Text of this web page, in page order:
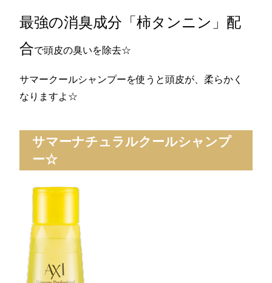
最強の消臭成分「柿タンニン」配
合で頭皮の臭いを除去☆
サマークールシャンプーを使うと頭皮が、柔らかく
なりますよ☆
サマーナチュラルクールシャンプ
ー☆